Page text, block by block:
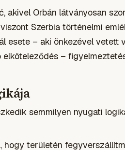
akivel Orbán látványosan
Szerbia történelmi
esete – aki önkezével
–
semmilyen nyugati
területén